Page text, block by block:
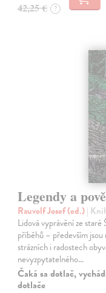
42,25 € ?
Legendy a
Rauvolf Josef (ed.)|
Lidová vyprávění ze
příběhů – především
strázních i radostech
nevyzpytatelného…
Čaká sa dotlač,
dotlače